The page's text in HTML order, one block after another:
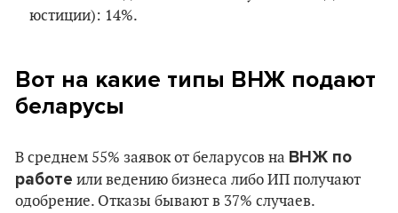
юстиции): 14%.
Вот на какие типы ВНЖ подают
беларусы
В среднем 55% заявок от беларусов на ВНЖ по
работе или ведению бизнеса либо ИП получают
одобрение. Отказы бывают в 37% случаев.